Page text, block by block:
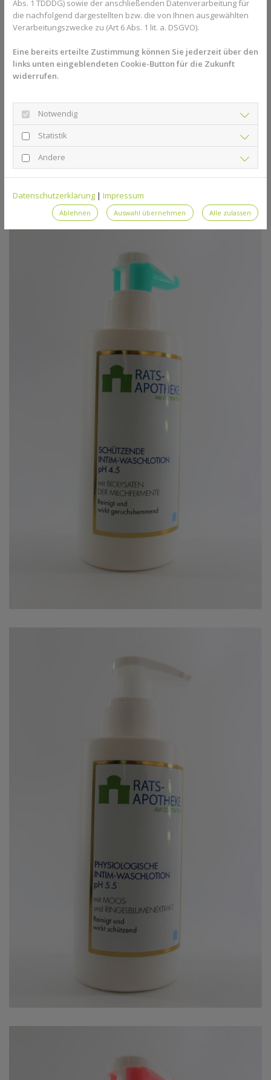
BIOLYSATEN DER MILCHFERMENTE
MOOS und RINGELBLUMENEXTRAKT
LINDERNDE INTIM-WASCHLOTION PH 6.5 mit
MALVENEXTRAKT und BISABOLOL
Abs. 1 TDDDG) sowie der anschließenden Datenverarbeitung für
die nachfolgend dargestellten bzw. die von Ihnen ausgewählten
Verarbeitungszwecke zu (Art 6 Abs. 1 lit. a. DSGVO).
Eine bereits erteilte Zustimmung können Sie jederzeit über den
links unten eingeblendeten Cookie-Button für die Zukunft
widerrufen.
Notwendig
Statistik
Andere
Datenschutzerklärung | Impressum
Ablehnen Auswahl übernehmen Alle zulassen